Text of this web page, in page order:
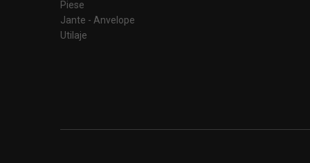
Piese
Jante - Anvelope
Utilaje